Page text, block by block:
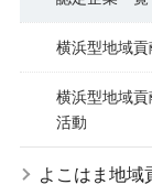
横浜型地域
横浜型地域
活動
よこはま地域